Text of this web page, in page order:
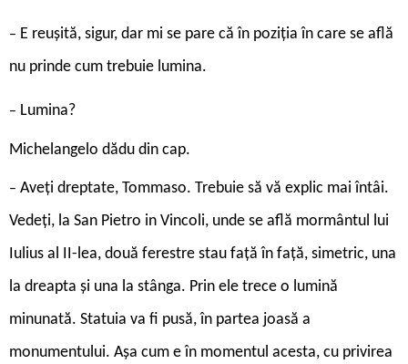
– E reușită, sigur, dar mi se pare că în poziția în care se află
nu prinde cum trebuie lumina.
– Lumina?
Michelangelo dădu din cap.
– Aveți dreptate, Tommaso. Trebuie să vă explic mai întâi.
Vedeți, la San Pietro in Vincoli, unde se află mormântul lui
Iulius al II-lea, două ferestre stau față în față, simetric, una
la dreapta și una la stânga. Prin ele trece o lumină
minunată. Statuia va fi pusă, în partea joasă a
monumentului. Așa cum e în momentul acesta, cu privirea